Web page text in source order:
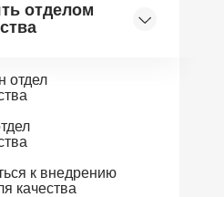
отделом
к внедрению
качества
отдел